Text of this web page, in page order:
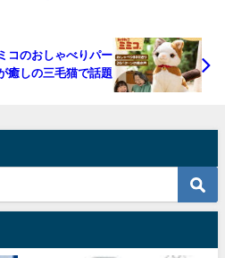
コのおしゃべりパー
癒しの三毛猫で話題